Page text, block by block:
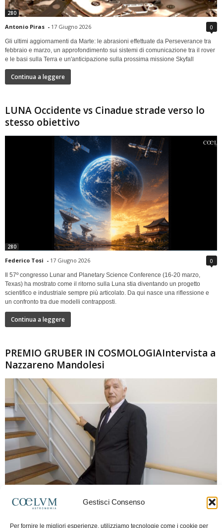
Gestisci Consenso
Per fornire le migliori esperienze, utilizziamo tecnologie come i cookie per
280
Antonio Piras - 17 Giugno 2026 0
Gli ultimi aggiornamenti da Marte: le abrasioni effettuate da Perseverance tra
febbraio e marzo, un approfondimento sui sistemi di comunicazione tra il rover
e le basi sulla Terra e un'anticipazione sulla prossima missione Skyfall
Continua a leggere
LUNA Occidente vs Cinadue strade verso lo
stesso obiettivo
280
Federico Tosi - 17 Giugno 2026 0
Il 57º congresso Lunar and Planetary Science Conference (16-20 marzo,
Texas) ha mostrato come il ritorno sulla Luna stia diventando un progetto
scientifico e industriale sempre più articolato. Da qui nasce una riflessione e
un confronto tra due modelli contrapposti.
Continua a leggere
PREMIO GRUBER IN COSMOLOGIAIntervista a
Nazzareno Mandolesi
Frida Paolella - 16 Giugno 2026 0
spaziale europea e della missione Planck. Il dialogo ripercorre i principali